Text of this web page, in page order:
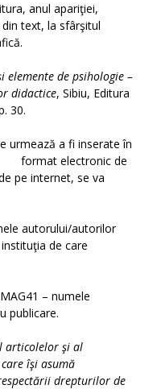
anul apariţiei,
text, la sfârşitul
elemente de psihologie –
didactice, Sibiu, Editura
30.
urmează a fi inserate în
format electronic de
pe internet, se va
autorului/autorilor
de care
– numele
publicare.
articolelor şi al
îşi asumă
drepturilor de